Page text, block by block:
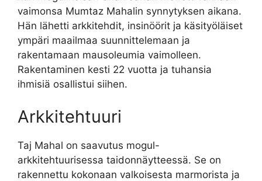
vaimonsa Mumtaz Mahalin synnytyksen aikana.
Hän lähetti arkkitehdit, insinöörit ja käsityöläiset
ympäri maailmaa suunnittelemaan ja
rakentamaan mausoleumia vaimolleen.
Rakentaminen kesti 22 vuotta ja tuhansia
ihmisiä osallistui siihen.
Arkkitehtuuri
Taj Mahal on saavutus mogul-
arkkitehtuurisessa taidonnäytteessä. Se on
rakennettu kokonaan valkoisesta marmorista ja